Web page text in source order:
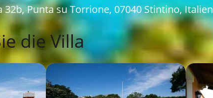
32b, Punta su Torrione, 07040 Stintino, Italien
die Villa